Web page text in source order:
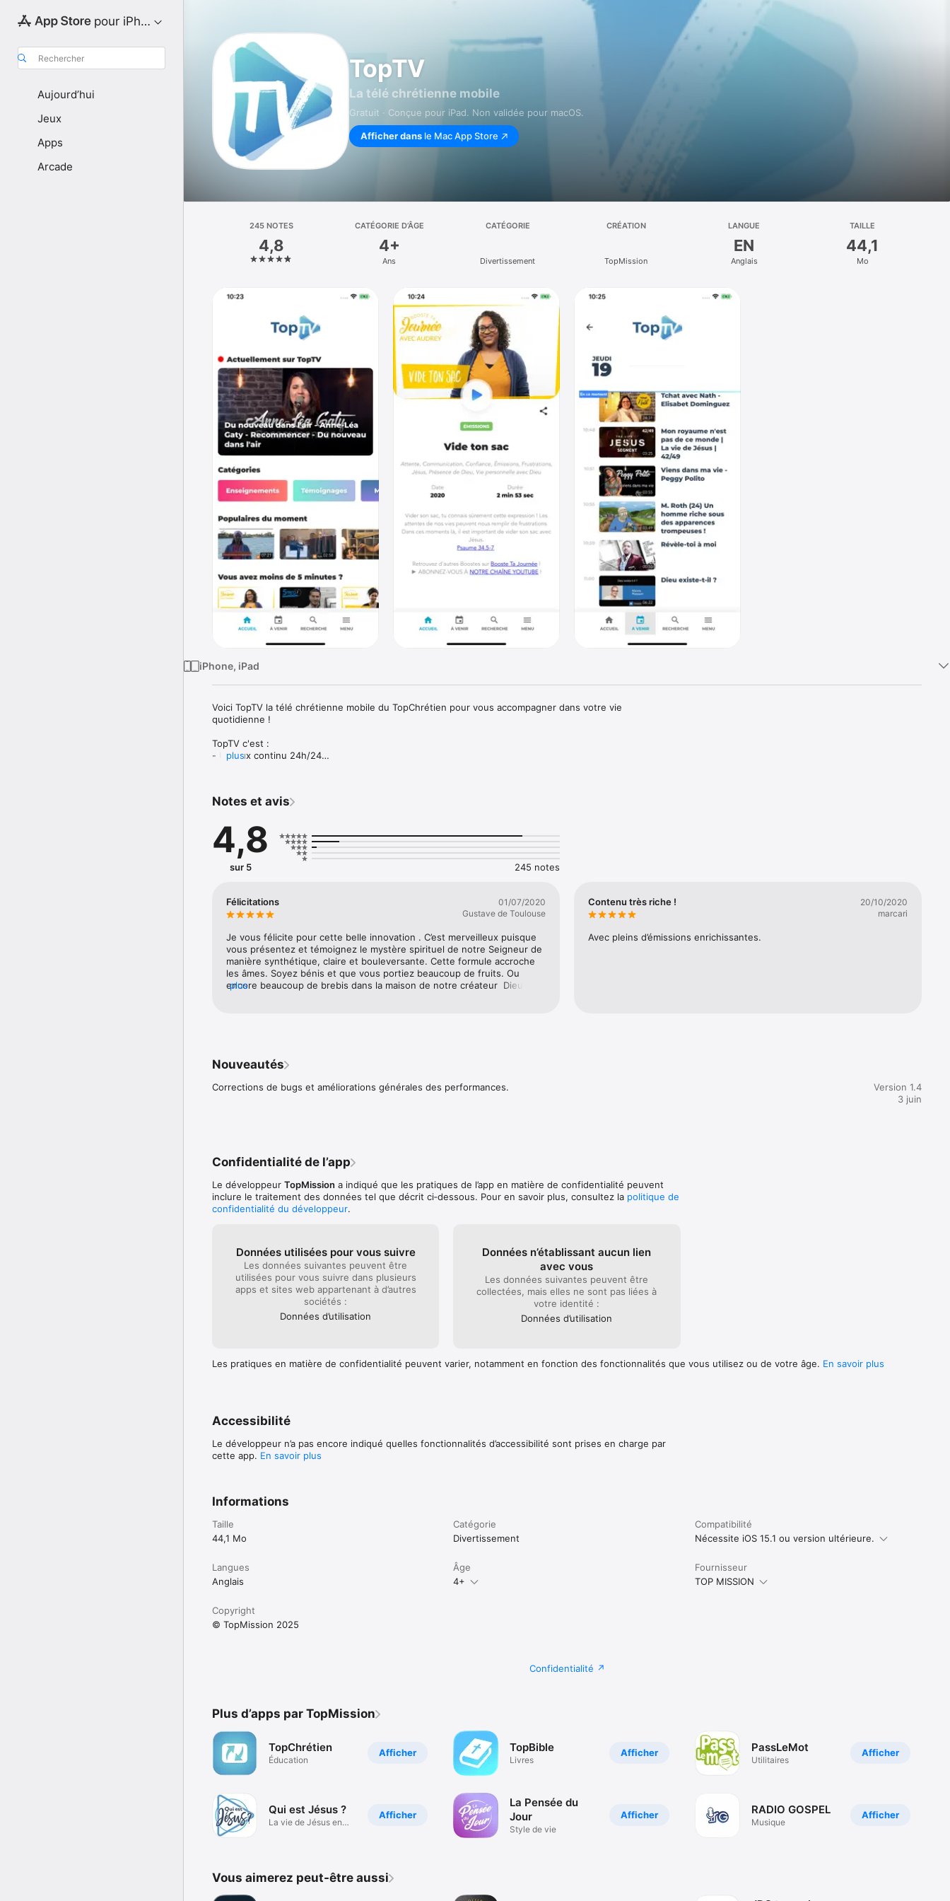
pour iPhone
Rechercher
Aujourd’hui
Jeux
Apps
Arcade
TopTV
La télé chrétienne mobile
Gratuit · Conçue pour iPad. Non validée pour macOS.
Afficher dans le Mac App Store
245 NOTES
4,8
CATÉGORIE D’ÂGE
4+
Ans
CATÉGORIE
Divertissement
CRÉATION
TopMission
LANGUE
EN
Anglais
TAILLE
44,1
Mo
iPhone, iPad
Voici TopTV la télé chrétienne mobile du TopChrétien pour vous accompagner dans votre vie
quotidienne !
TopTV c'est :
- Un flux continu 24h/24
plus
Notes et avis
4,8
sur 5 245 notes
Félicitations
01/07/2020
Gustave de Toulouse
Je vous félicite pour cette belle innovation . C’est merveilleux puisque
vous présentez et témoignez le mystère spirituel de notre Seigneur de
manière synthétique, claire et bouleversante. Cette formule accroche
les âmes. Soyez bénis et que vous portiez beaucoup de fruits. Ou
encore beaucoup de brebis dans la maison de notre créateur  Dieu
plus
Contenu très riche !
20/10/2020
marcari
Avec pleins d’émissions enrichissantes.
Nouveautés
Corrections de bugs et améliorations générales des performances.
Version 1.4
3 juin
Confidentialité de l’app
Le développeur TopMission a indiqué que les pratiques de l’app en matière de confidentialité peuvent
inclure le traitement des données tel que décrit ci‑dessous. Pour en savoir plus, consultez la politique de
confidentialité du développeur.
Données utilisées pour vous suivre
Les données suivantes peuvent être
utilisées pour vous suivre dans plusieurs
apps et sites web appartenant à d’autres
sociétés :
Données d’utilisation
Données n’établissant aucun lien
avec vous
Les données suivantes peuvent être
collectées, mais elles ne sont pas liées à
votre identité :
Données d’utilisation
Les pratiques en matière de confidentialité peuvent varier, notamment en fonction des fonctionnalités que vous utilisez ou de votre âge. En savoir plus
Accessibilité
Le développeur n’a pas encore indiqué quelles fonctionnalités d’accessibilité sont prises en charge par
cette app. En savoir plus
Informations
Taille
44,1 Mo
Catégorie
Divertissement
Compatibilité
Nécessite iOS 15.1 ou version ultérieure.
Langues
Anglais
Âge
4+
Fournisseur
TOP MISSION
Copyright
© TopMission 2025
Confidentialité
Plus d’apps par TopMission
Afficher
TopChrétien
Éducation
Afficher
Qui est Jésus ?
La vie de Jésus en
Afficher
TopBible
Livres
Afficher
La Pensée du
Jour
Style de vie
Afficher
PassLeMot
Utilitaires
Afficher
RADIO GOSPEL
Musique
Vous aimerez peut-être aussi